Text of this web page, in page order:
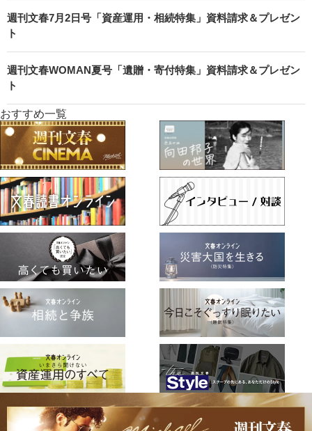
週刊文春7月2日号「資産運用・相続特集」資料請求＆プレゼン
ト
週刊文春WOMAN夏号「遺贈・寄付特集」資料請求＆プレゼン
ト
おすすめ一覧